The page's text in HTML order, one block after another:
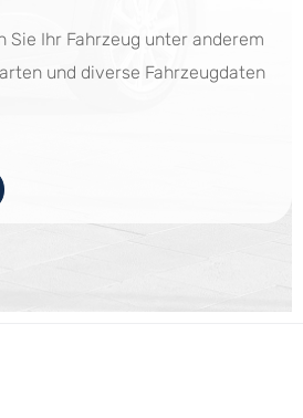
Sie Ihr Fahrzeug unter anderem
und diverse Fahrzeugdaten